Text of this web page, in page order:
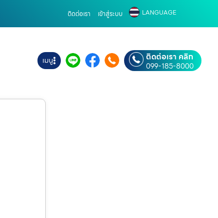
ติดต่อเรา เข้าสู่ระบบ LANGUAGE
เมนู ติดต่อเรา คลิก
099-185-8000